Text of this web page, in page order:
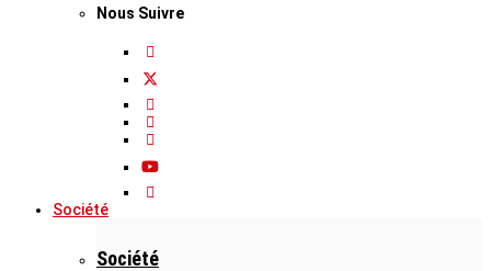
Nous Suivre
Société
Société